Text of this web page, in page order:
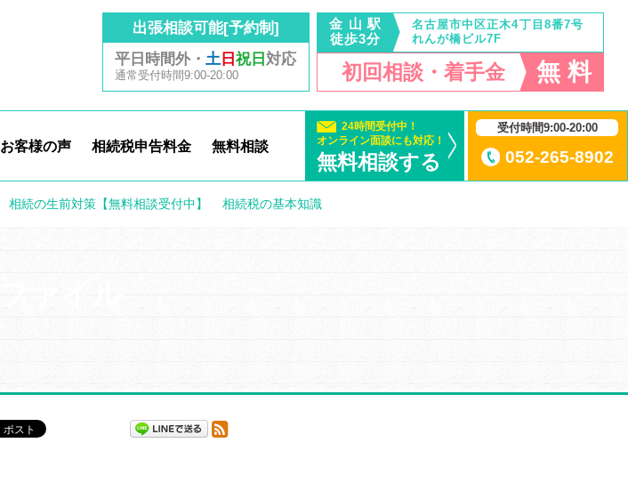
出張相談可能[予約制]
平日時間外・土 日祝日 対応
通常受付時間9:00-20:00
金 山 駅
徒歩3分
名古屋市中区正木4丁目8番7号
れんが橋ビル7F
初回相談・着手金 無 料
お客様の声 相続税申告料金 無料相談
24時間受付中！
オンライン面談にも対応！
無料相談する
受付時間9:00-20:00
052-265-8902
相続の生前対策【無料相談受付中】 相続税の基本知識